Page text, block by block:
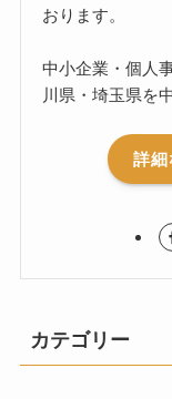
おります。
中小企業・個人
川県・埼玉県を
詳細
カテゴリー